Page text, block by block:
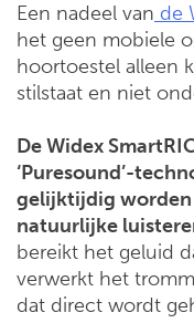
Een nadeel van de
het geen mobiele
hoortoestel alleen
stilstaat en niet
De Widex
‘Puresound’-
gelijktijdig
natuurlijke
bereikt het geluid
verwerkt het
dat direct wordt